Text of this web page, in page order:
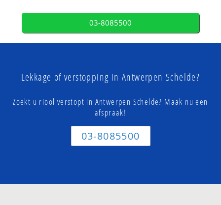
03-8085500
Lekkage of verstopping in Antwerpen Schelde?
Zoekt u riool verstopt in Antwerpen Schelde? Maak nu een
afspraak!
03-8085500